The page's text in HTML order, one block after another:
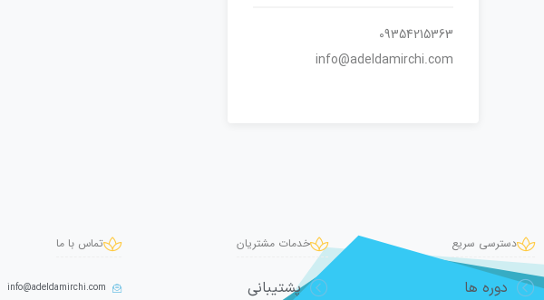
09354215363
info@adeldamirchi.com
دسترسی سریع
دوره ها
خدمات مشتریان
پشتیبانی
تماس با ما
info@adeldamirchi.com